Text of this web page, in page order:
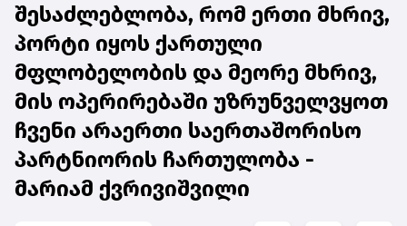
შესაძლებლობა, რომ ერთი მხრივ,
პორტი იყოს ქართული
მფლობელობის და მეორე მხრივ,
მის ოპერირებაში უზრუნველვყოთ
ჩვენი არაერთი საერთაშორისო
პარტნიორის ჩართულობა -
მარიამ ქვრივიშვილი